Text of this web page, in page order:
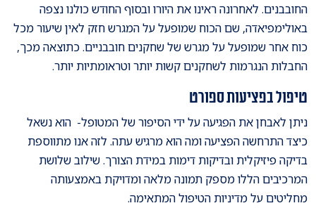
החובבנים. לאחרונה ראינו את היורו ובסוף החודש כולנו נצפה
באולימפיאדה, שם הכוח שמופעל על המגרש חזק לאין שיעור מכל
כוח אחר שמופעל על מגרש של שחקנים חובבניים. כתוצאה מכך,
החבלות הנגרמות לשחקנים קשות יותר וטראומתיות יותר.
טיפול בפציעות ספורט
ניתן לאבחן את הפגיעה על ידי הסיפור של המטופל- הוא נשאל
כיצד התרחשה הפציעה ומה הוא מרגיש עתה. לזה אנו מתווספת
בדיקה פיזיקלית ובדיקות דימות במידת הצורך. שילוב שלושת
המרכיבים הללו מספק תמונה מלאה ומדויקת באמצעותה
מחליטים על מדיניות הטיפול המתאימה.